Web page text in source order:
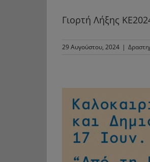
Γιορτή Λήξης
29 Αυγούστου, 2024 |